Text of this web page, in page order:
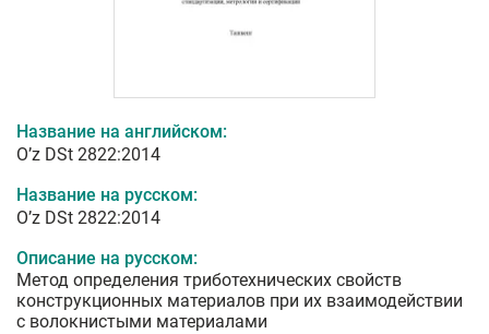
Название на английском:
O’z DSt 2822:2014
Название на русском:
O’z DSt 2822:2014
Описание на русском:
Метод определения триботехнических свойств
конструкционных материалов при их взаимодействии
с волокнистыми материалами